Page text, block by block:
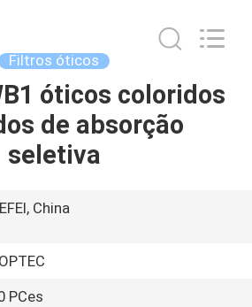
Filtros óticos
óticos coloridos
de absorção
seletiva
China
PCes